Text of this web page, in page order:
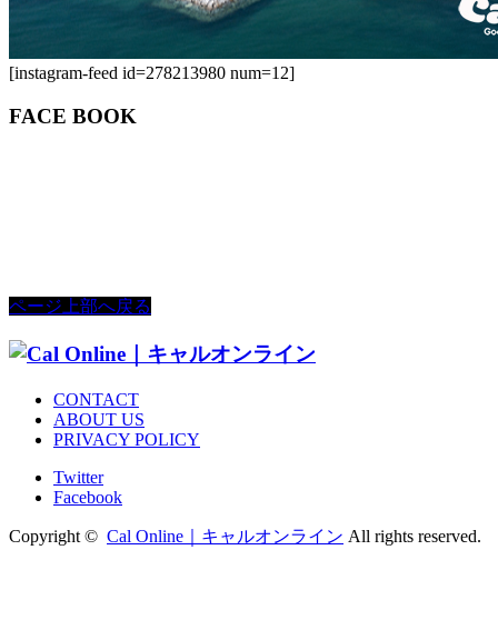
[instagram-feed id=278213980 num=12]
FACE BOOK
ページ上部へ戻る
CONTACT
ABOUT US
PRIVACY POLICY
Twitter
Facebook
Copyright © Cal Online｜キャルオンライン All rights reserved.